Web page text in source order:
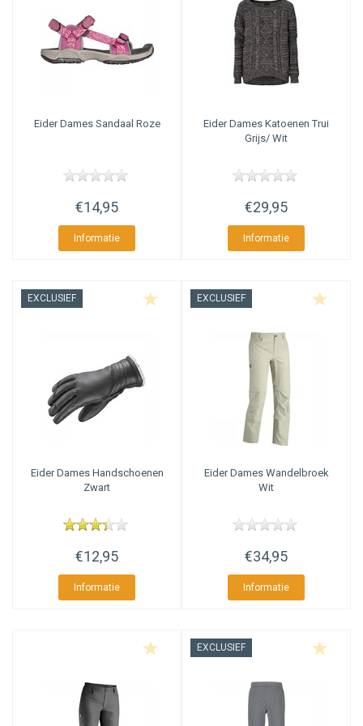
EiderDames Sandaal Roze
€14,95
Informatie
EiderDames Katoenen Trui
Grijs/ Wit
€29,95
Informatie
EXCLUSIEF
EiderDames Handschoenen
Zwart
€12,95
Informatie
EXCLUSIEF
EiderDames Wandelbroek
Wit
€34,95
Informatie
EXCLUSIEF